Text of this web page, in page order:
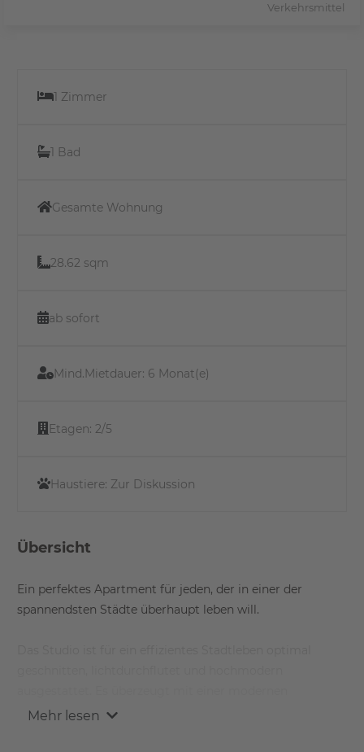
Verkehrsmittel
1 Zimmer
1 Bad
Gesamte Wohnung
28.62 sqm
ab sofort
Mind.Mietdauer: 6 Monat(e)
Etagen: 2/5
Haustiere: Zur Diskussion
Übersicht
Ein perfektes Apartment für jeden, der in einer der
spannendsten Städte überhaupt leben will.
Einbauküche und voll ausgestatteten Badezimmern; mit
Mehr lesen